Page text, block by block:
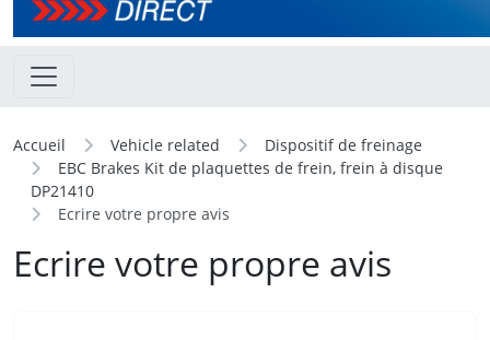
Accueil Vehicle related
Dispositif de freinage
EBC Brakes Kit de plaquettes de frein, frein à disque
DP21410
Ecrire votre propre avis
Ecrire votre propre avis